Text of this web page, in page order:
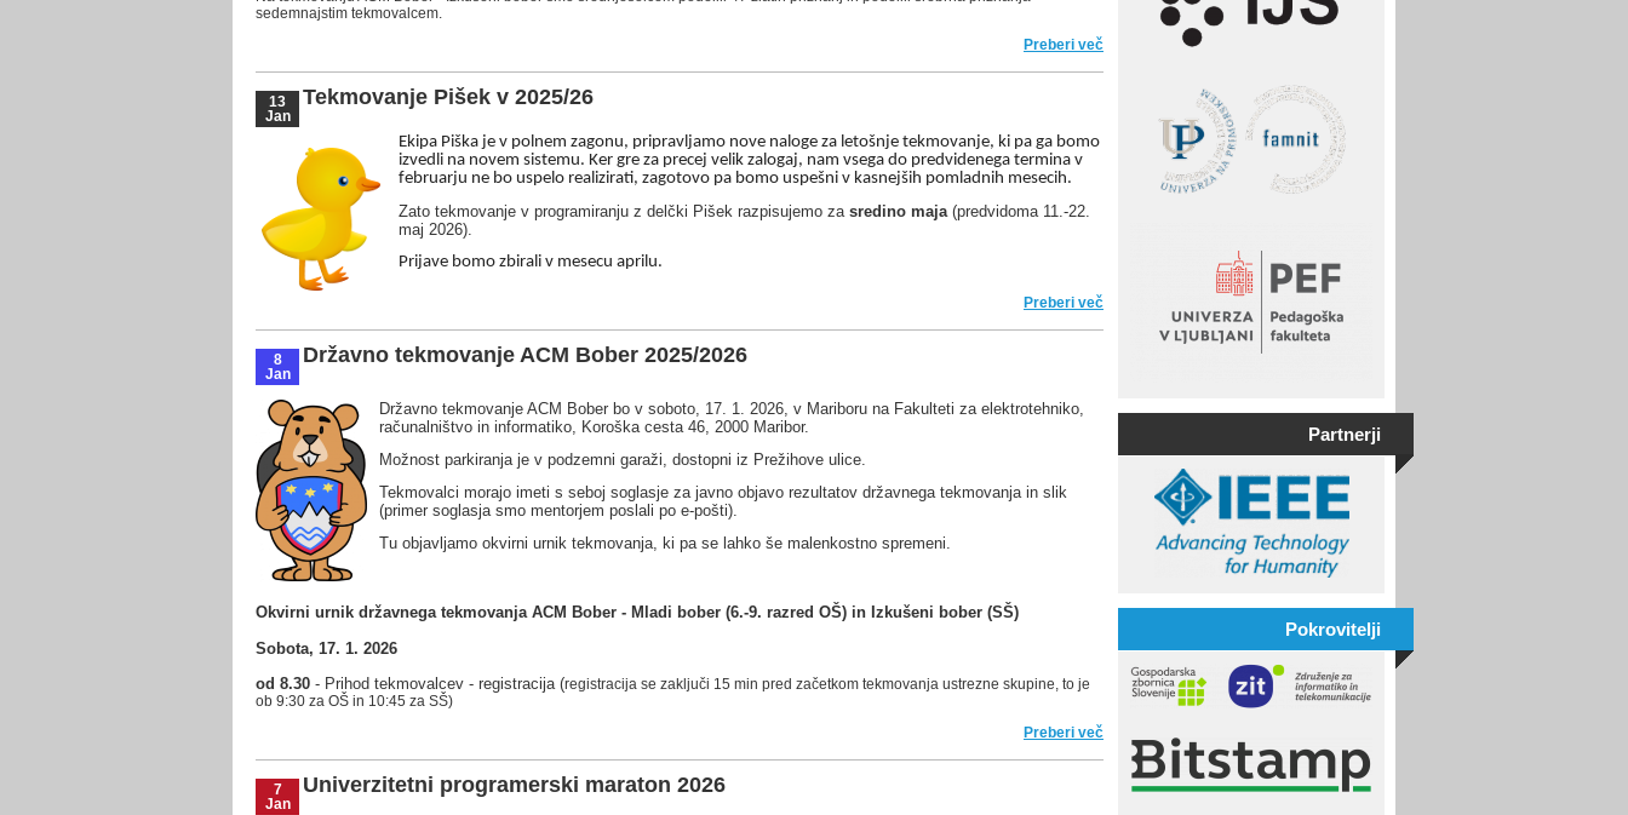
sedemnajstim tekmovalcem.
Preberi več o Državno tekmovanje ACM Bober 2025/2026
13
Jan
Tekmovanje Pišek v 2025/26
Ekipa Piška je v polnem zagonu, pripravljamo nove naloge za letošnje tekmovanje, ki pa ga bomo
izvedli na novem sistemu. Ker gre za precej velik zalogaj, nam vsega do predvidenega termina v
februarju ne bo uspelo realizirati, zagotovo pa bomo uspešni v kasnejših pomladnih mesecih.
Zato tekmovanje v programiranju z delčki Pišek razpisujemo za sredino maja(predvidoma 11.-22.
maj 2026).
Prijave bomo zbirali v mesecu aprilu.
Preberi več
8
Jan
Državno tekmovanje ACM Bober 2025/2026
Državno tekmovanje ACM Bober bo v soboto, 17. 1. 2026, v Mariboru na Fakulteti za elektrotehniko,
računalništvo in informatiko, Koroška cesta 46, 2000 Maribor.
Možnost parkiranja je v podzemni garaži, dostopni iz Prežihove ulice.
Tekmovalci morajo imeti s seboj soglasje za javno objavo rezultatov državnega tekmovanja in slik
(primer soglasja smo mentorjem poslali po e-pošti).
Tu objavljamo okvirni urnik tekmovanja, ki pa se lahko še malenkostno spremeni.
Okvirni urnik državnega tekmovanja ACM Bober - Mladi bober (6.-9. razred OŠ) in Izkušeni bober (SŠ)
Sobota, 17. 1. 2026
od 8.30 - Prihod tekmovalcev - registracija (registracija se zaključi 15 min pred začetkom tekmovanja ustrezne skupine, to je
ob 9:30 za OŠ in 10:45 za SŠ)
Preberi več
7
Jan
Univerzitetni programerski maraton 2026
Partnerji
Pokrovitelji